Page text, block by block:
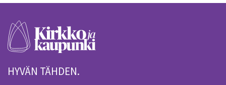
HYVÄN TÄHDEN.